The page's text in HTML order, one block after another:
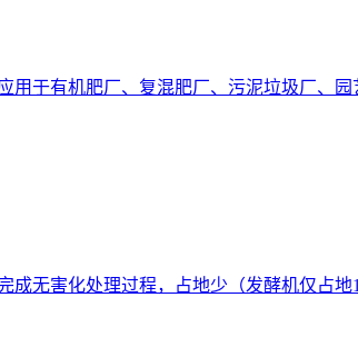
于有机肥厂、复混肥厂、污泥垃圾厂、
无害化处理过程，占地少（发酵机仅占地